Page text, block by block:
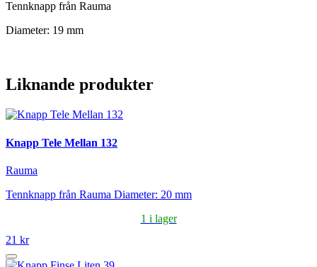
Tennknapp från Rauma
Diameter: 19 mm
Liknande produkter
Knapp Tele Mellan 132
Rauma
Tennknapp från Rauma Diameter: 20 mm
1 i lager
21 kr